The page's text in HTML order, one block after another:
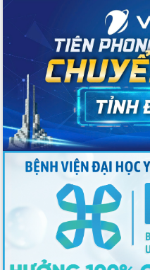
Du lịch Đắk Lắk nâng tầm trải nghiệm
du khách thông qua Hệ thống cơ sở dữ
liệu và Bản đồ số
Tập huấn ứng dụng trí tuệ nhân tạo (AI)
trong thương mại điện tử năm 2026
Đoàn đại biểu Quốc hội tỉnh Đắk Lắk
trao đổi thông tin trước Kỳ họp thứ
nhất, Quốc hội khóa XVI
Quyết liệt cải cách hành chính, khơi
thông nguồn lực phát triển
Nâng cao hiệu lực, hiệu quả HĐND
tỉnh thông qua hiện đại hóa hành chính
Xã Ea Phê gắn cải cách hành chính với
chuyển đổi số
Phó Chủ tịch Thường trực UBND tỉnh
Hồ Thị Nguyên Thảo làm việc tại Trung